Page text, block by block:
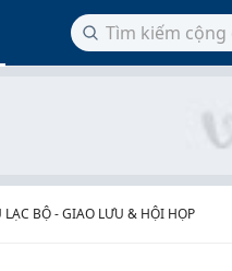
LẠC BỘ - GIAO LƯU & HỘI HỌP